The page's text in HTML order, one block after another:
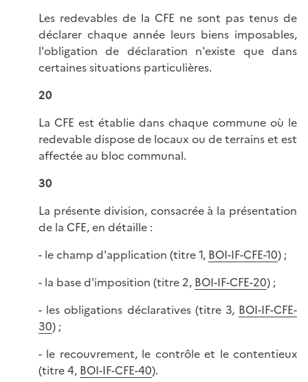
Les redevables de la CFE ne sont pas tenus de
déclarer chaque année leurs biens imposables,
l'obligation de déclaration n'existe que dans
certaines situations particulières.
20
La CFE est établie dans chaque commune où le
redevable dispose de locaux ou de terrains et est
affectée au bloc communal.
30
La présente division, consacrée à la présentation
de la CFE, en détaille :
- le champ d'application (titre 1, BOI-IF-CFE-10) ;
- la base d'imposition (titre 2, BOI-IF-CFE-20) ;
- les obligations déclaratives (titre 3, BOI-IF-CFE-
30) ;
- le recouvrement, le contrôle et le contentieux
(titre 4, BOI-IF-CFE-40).